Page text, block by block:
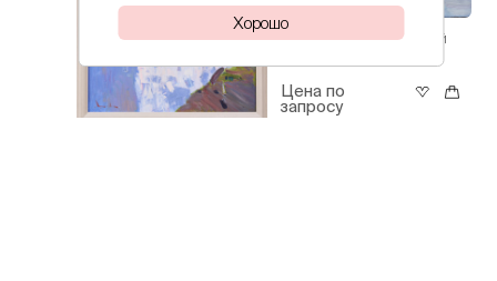
Лохматова
Кубанский
Цена по
запросу
Хорошо